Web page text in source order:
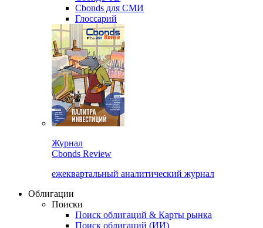
Новости & Research Hub
Новости рынка
Research Hub
Сбондс-ТВ
Cbonds для СМИ
Глоссарий
Cbonds Review
ежеквартальный аналитический журнал